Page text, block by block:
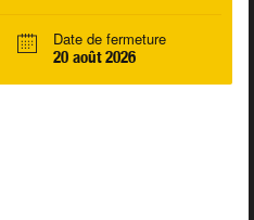
Date de fermeture
20 août 2026